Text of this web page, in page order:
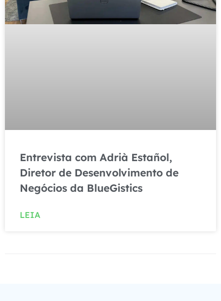
Entrevista com Adrià Estañol,
Diretor de Desenvolvimento de
Negócios da BlueGistics
LEIA